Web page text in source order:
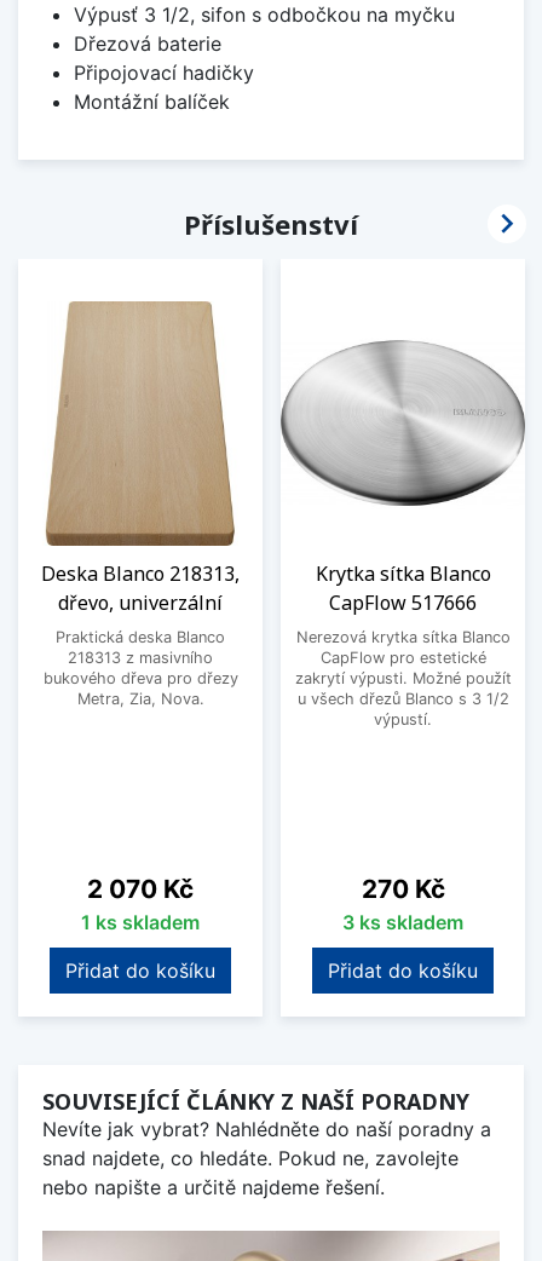
Výpusť 3 1/2, sifon s odbočkou na myčku
Dřezová baterie
Připojovací hadičky
Montážní balíček
Příslušenství
Deska Blanco 218313,
dřevo, univerzální
Praktická deska Blanco
218313 z masivního
bukového dřeva pro dřezy
Metra, Zia, Nova.
Cena
2 070 Kč
1 ks skladem
Přidat do košíku
Krytka sítka Blanco
CapFlow 517666
Nerezová krytka sítka Blanco
CapFlow pro estetické
zakrytí výpusti. Možné použít
u všech dřezů Blanco s 3 1/2
výpustí.
Cena
270 Kč
3 ks skladem
Přidat do košíku

SOUVISEJÍCÍ ČLÁNKY Z NAŠÍ PORADNY
Nevíte jak vybrat? Nahlédněte do naší poradny a
snad najdete, co hledáte. Pokud ne, zavolejte
nebo napište a určitě najdeme řešení.